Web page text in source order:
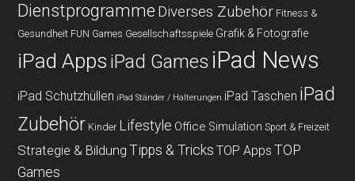
Dienstprogramme Diverses Zubehör Fitness &
Gesundheit FUN Games Gesellschaftsspiele Grafik & Fotografie
iPad Apps iPad Games iPad News
iPad Schutzhüllen iPad Ständer / Halterungen iPad Taschen iPad
Zubehör Kinder Lifestyle Office Simulation Sport & Freizeit
Strategie & Bildung Tipps & Tricks TOP Apps TOP
Games